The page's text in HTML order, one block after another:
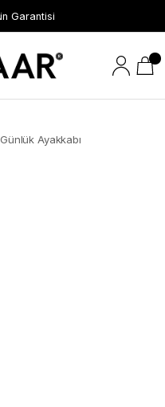
Garantisi
Günlük Ayakkabı